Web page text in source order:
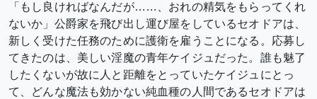
「もし良ければなんだが……、おれの精気をもらってくれ
ないか」公爵家を飛び出し運び屋をしているセオドアは、
新しく受けた任務のために護衛を雇うことになる。応募し
てきたのは、美しい淫魔の青年ケイジュだった。誰も魅了
したくないが故に人と距離をとっていたケイジュにとっ
て、どんな魔法も効かない純血種の人間であるセオドアは